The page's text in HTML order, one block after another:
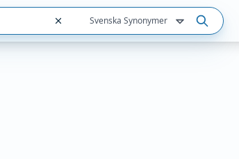
Svenska Synonymer